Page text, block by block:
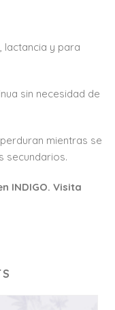
lactancia y para
sin necesidad de
mientras se
secundarios.
INDIGO. Visita